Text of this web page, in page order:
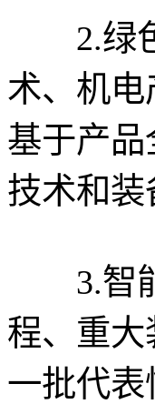
2.绿色
术、机
基于产
技术和
3.智能
程、重
一批代